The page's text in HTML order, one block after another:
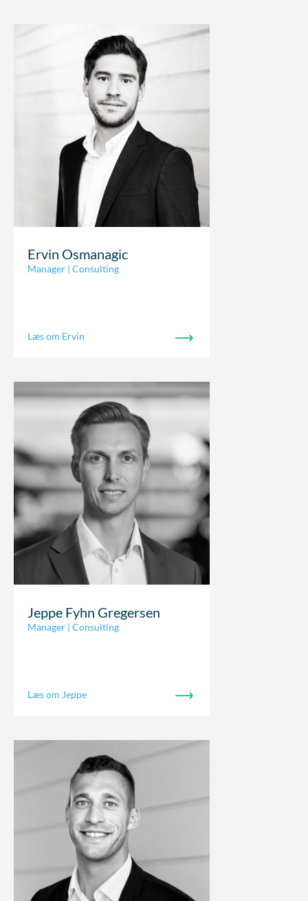
Ervin Osmanagic
Manager | Consulting
Læs om Ervin
Jeppe Fyhn Gregersen
Manager | Consulting
Læs om Jeppe